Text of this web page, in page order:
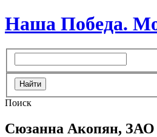
Наша Победа.
Поиск
Сюзанна Акопян, ЗАО